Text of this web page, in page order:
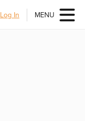
Log In MENU